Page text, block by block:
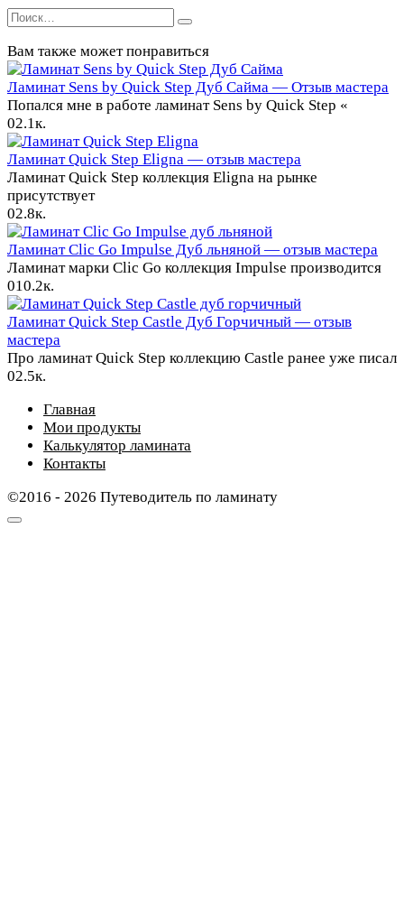
Search
Вам также может понравиться
Ламинат Sens by Quick Step Дуб Сайма — Отзыв мастера
Попался мне в работе ламинат Sens by Quick Step «
02.1к.
Ламинат Quick Step Eligna — отзыв мастера
Ламинат Quick Step коллекция Eligna на рынке
присутствует
02.8к.
Ламинат Clic Go Impulse Дуб льняной — отзыв мастера
Ламинат марки Clic Go коллекция Impulse производится
010.2к.
Ламинат Quick Step Castle Дуб Горчичный — отзыв
мастера
Про ламинат Quick Step коллекцию Castle ранее уже писал
02.5к.
Главная
Мои продукты
Калькулятор ламината
Контакты
©2016 - 2026 Путеводитель по ламинату